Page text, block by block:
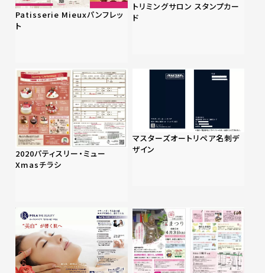
Patisserie Mieuxパンフレッ
ト
トリミングサロン スタンプカー
ド
2020パティスリー・ミュー
Xmasチラシ
マスターズオートリペア名刺デ
ザイン